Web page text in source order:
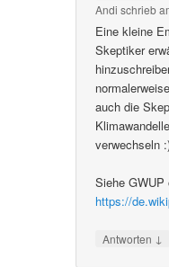
Andi schrieb
Eine kleine
Skeptiker
auch die
verwechseln
Siehe GWUP
https://
Antworten ↓